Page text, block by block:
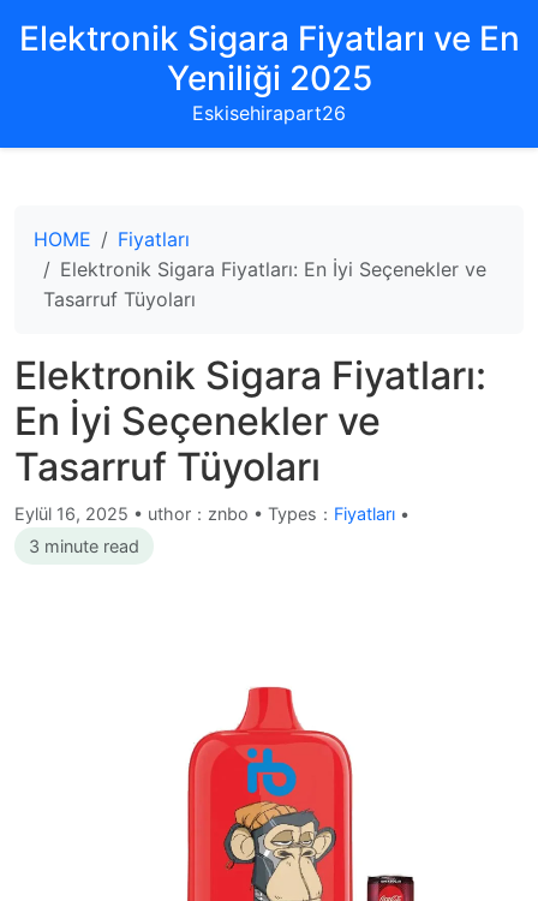
Elektronik Sigara Fiyatları ve En
Yeniliği 2025
Eskisehirapart26
HOME
Fiyatları
Elektronik Sigara Fiyatları: En İyi Seçenekler ve
Tasarruf Tüyoları
Elektronik Sigara Fiyatları:
En İyi Seçenekler ve
Tasarruf Tüyoları
Eylül 16, 2025 • uthor：znbo • Types： Fiyatları •
3 minute read